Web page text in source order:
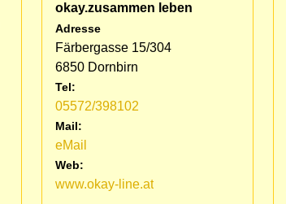
okay.zusammen leben
Adresse
Färbergasse 15/304
6850 Dornbirn
Tel:
05572/398102
Mail:
eMail
Web:
www.okay-line.at